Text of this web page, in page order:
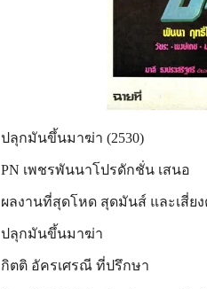
ปลุกมันขึ้นมาฆ่า (2530)
PN เพชรพันนาโปรดักชั่น เสนอ
ผลงานที่สุดโหด สุดมันส์ และเสี่ยง
ปลุกมันขึ้นมาฆ่า
กิตติ อัครเศรณี ที่ปรึกษา